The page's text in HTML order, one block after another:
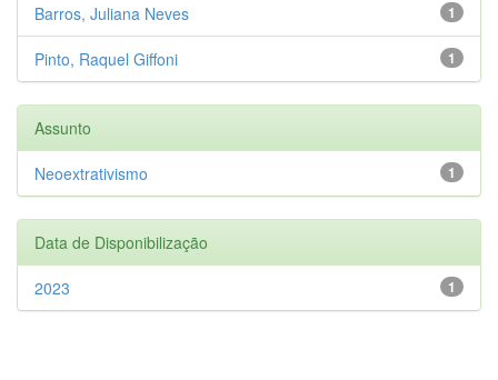
1
Barros, Juliana Neves
1
Pinto, Raquel Giffoni
Assunto
1
Neoextrativismo
Data de Disponibilização
1
2023